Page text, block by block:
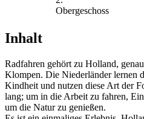
Obergeschoss
Inhalt
Radfahren gehört zu Holland,
Klompen. Die Niederländer lernen
Kindheit und nutzen diese Art der
lang; um in die Arbeit zu fahren,
um die Natur zu genießen.